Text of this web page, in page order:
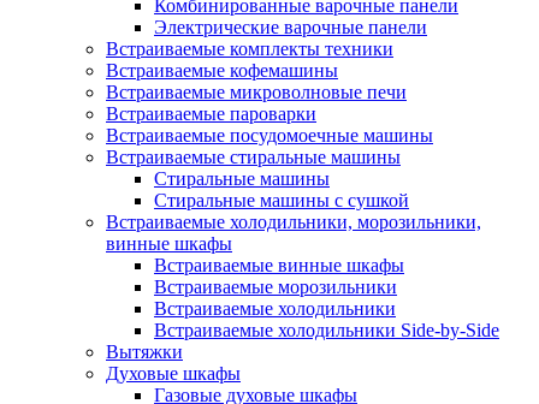
Комбинированные варочные панели
Электрические варочные панели
Встраиваемые комплекты техники
Встраиваемые кофемашины
Встраиваемые микроволновые печи
Встраиваемые пароварки
Встраиваемые посудомоечные машины
Встраиваемые стиральные машины
Стиральные машины
Стиральные машины с сушкой
Встраиваемые холодильники, морозильники,
винные шкафы
Встраиваемые винные шкафы
Встраиваемые морозильники
Встраиваемые холодильники
Встраиваемые холодильники Side-by-Side
Вытяжки
Духовые шкафы
Газовые духовые шкафы